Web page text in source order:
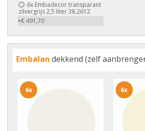
6x Embadecor transparant
zilvergrijs 2,5 liter 38.2612
+€ 491,70
Embalan dekkend (zelf
6x 6x